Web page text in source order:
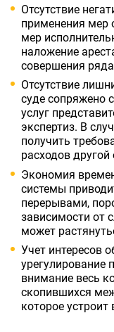
Отсутствие
применения мер
мер
наложение
совершения
Отсутствие
суде сопряжено
услуг
экспертиз. В
получить
расходов
Экономия
системы
перерывами,
зависимости от
может
Учет интересов
урегулирование
внимание весь
скопившихся
которое устроит